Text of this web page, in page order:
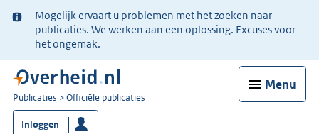
Ter
informatie:
Mogelijk ervaart u problemen met het zoeken naar
publicaties. We werken aan een oplossing. Excuses voor
het ongemak.
Menu
U
bent
nu
Publicaties Officiële publicaties
Inloggen